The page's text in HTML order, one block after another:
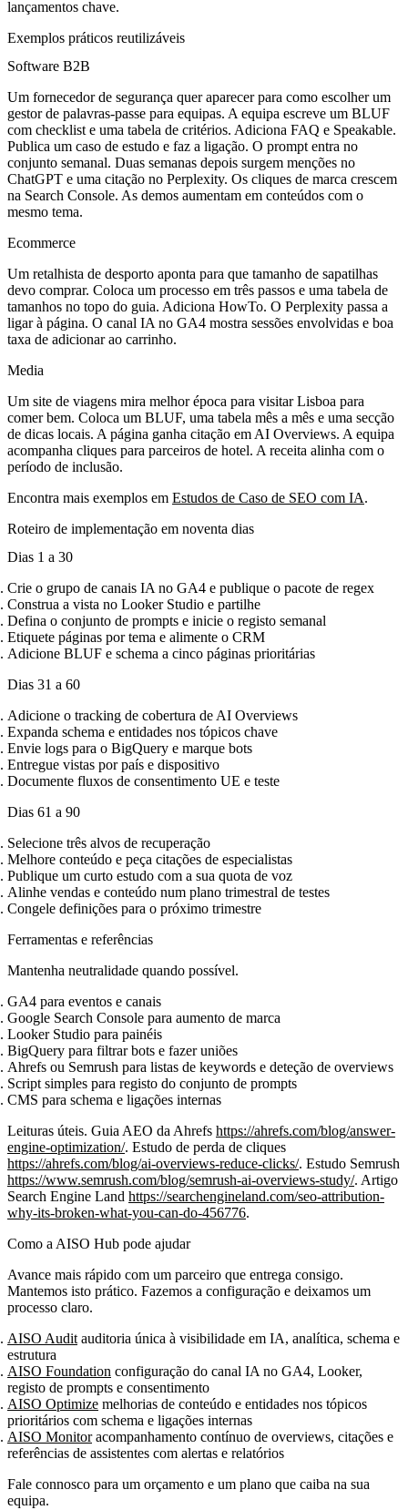
lançamentos chave.
Exemplos práticos reutilizáveis
Software B2B
Um fornecedor de segurança quer aparecer para como escolher um
gestor de palavras‑passe para equipas. A equipa escreve um BLUF
com checklist e uma tabela de critérios. Adiciona FAQ e Speakable.
Publica um caso de estudo e faz a ligação. O prompt entra no
conjunto semanal. Duas semanas depois surgem menções no
ChatGPT e uma citação no Perplexity. Os cliques de marca crescem
na Search Console. As demos aumentam em conteúdos com o
mesmo tema.
Ecommerce
Um retalhista de desporto aponta para que tamanho de sapatilhas
devo comprar. Coloca um processo em três passos e uma tabela de
tamanhos no topo do guia. Adiciona HowTo. O Perplexity passa a
ligar à página. O canal IA no GA4 mostra sessões envolvidas e boa
taxa de adicionar ao carrinho.
Media
Um site de viagens mira melhor época para visitar Lisboa para
comer bem. Coloca um BLUF, uma tabela mês a mês e uma secção
de dicas locais. A página ganha citação em AI Overviews. A equipa
acompanha cliques para parceiros de hotel. A receita alinha com o
período de inclusão.
Encontra mais exemplos em Estudos de Caso de SEO com IA.
Roteiro de implementação em noventa dias
Dias 1 a 30
Crie o grupo de canais IA no GA4 e publique o pacote de regex
Construa a vista no Looker Studio e partilhe
Defina o conjunto de prompts e inicie o registo semanal
Etiquete páginas por tema e alimente o CRM
Adicione BLUF e schema a cinco páginas prioritárias
Dias 31 a 60
Adicione o tracking de cobertura de AI Overviews
Expanda schema e entidades nos tópicos chave
Envie logs para o BigQuery e marque bots
Entregue vistas por país e dispositivo
Documente fluxos de consentimento UE e teste
Dias 61 a 90
Selecione três alvos de recuperação
Melhore conteúdo e peça citações de especialistas
Publique um curto estudo com a sua quota de voz
Alinhe vendas e conteúdo num plano trimestral de testes
Congele definições para o próximo trimestre
Ferramentas e referências
Mantenha neutralidade quando possível.
GA4 para eventos e canais
Google Search Console para aumento de marca
Looker Studio para painéis
BigQuery para filtrar bots e fazer uniões
Ahrefs ou Semrush para listas de keywords e deteção de overviews
Script simples para registo do conjunto de prompts
CMS para schema e ligações internas
Leituras úteis. Guia AEO da Ahrefs https://ahrefs.com/blog/answer-
engine-optimization/. Estudo de perda de cliques
https://ahrefs.com/blog/ai-overviews-reduce-clicks/. Estudo Semrush
https://www.semrush.com/blog/semrush-ai-overviews-study/. Artigo
Search Engine Land https://searchengineland.com/seo-attribution-
why-its-broken-what-you-can-do-456776.
Como a AISO Hub pode ajudar
Avance mais rápido com um parceiro que entrega consigo.
Mantemos isto prático. Fazemos a configuração e deixamos um
processo claro.
AISO Audit auditoria única à visibilidade em IA, analítica, schema e
estrutura
AISO Foundation configuração do canal IA no GA4, Looker,
registo de prompts e consentimento
AISO Optimize melhorias de conteúdo e entidades nos tópicos
prioritários com schema e ligações internas
AISO Monitoracompanhamento contínuo de overviews, citações e
referências de assistentes com alertas e relatórios
Fale connosco para um orçamento e um plano que caiba na sua
equipa.